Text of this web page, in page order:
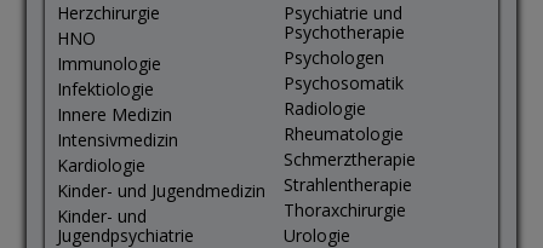
Herzchirurgie
HNO
Immunologie
Infektiologie
Innere Medizin
Intensivmedizin
Kardiologie
Kinder- und Jugendmedizin
Kinder- und
Jugendpsychiatrie
Psychiatrie und
Psychotherapie
Psychologen
Psychosomatik
Radiologie
Rheumatologie
Schmerztherapie
Strahlentherapie
Thoraxchirurgie
Urologie